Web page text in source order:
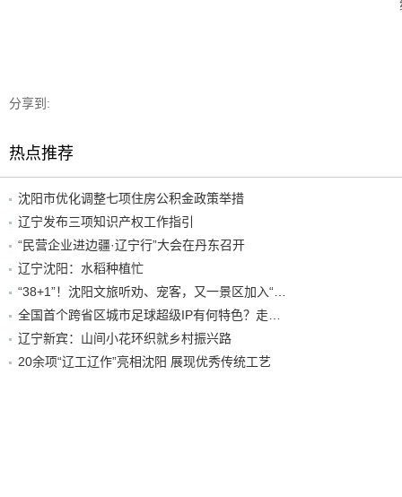
分享到:
热点推荐
沈阳市优化调整七项住房公积金政策举措
辽宁发布三项知识产权工作指引
“民营企业进边疆·辽宁行”大会在丹东召开
辽宁沈阳：水稻种植忙
辽宁新宾：山间小花环织就乡村振兴路
20余项“辽工辽作”亮相沈阳 展现优秀传统工艺